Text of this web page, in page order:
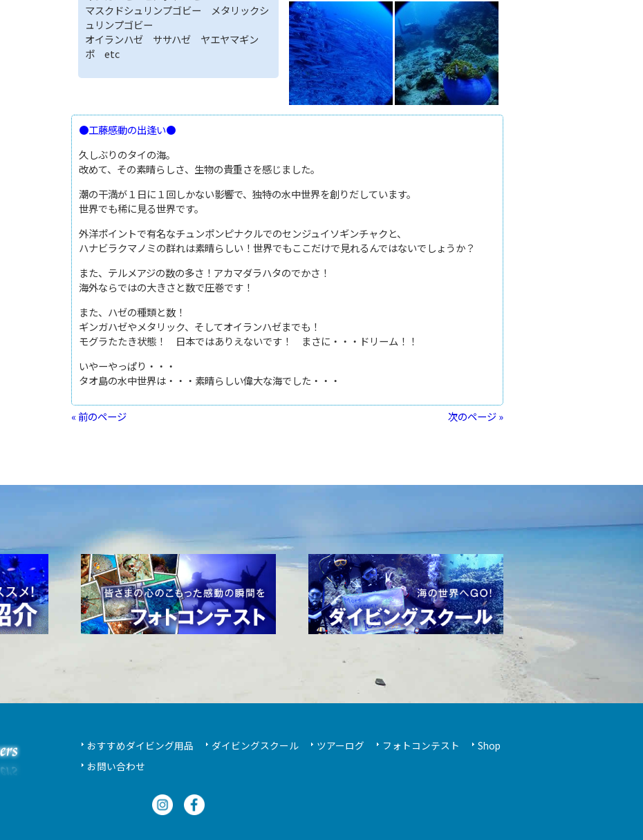
マスクドシュリンプゴビー メタリックシ
ュリンプゴビー
オイランハゼ ササハゼ ヤエヤマギン
ポ etc
●工藤感動の出逢い●
久しぶりのタイの海。
改めて、その素晴らしさ、生物の貴重さを感じました。
潮の干満が１日に１回しかない影響で、独特の水中世界を創りだしています。
世界でも稀に見る世界です。
外洋ポイントで有名なチュンポンピナクルでのセンジュイソギンチャクと、
ハナビラクマノミの群れは素晴らしい！世界でもここだけで見れるんではないでしょうか？
また、テルメアジの数の多さ！アカマダラハタのでかさ！
海外ならではの大きさと数で圧巻です！
また、ハゼの種類と数！
ギンガハゼやメタリック、そしてオイランハゼまでも！
モグラたたき状態！ 日本ではありえないです！ まさに・・・ドリーム！！
いやーやっぱり・・・
タオ島の水中世界は・・・素晴らしい偉大な海でした・・・
« 前のページ 次のページ »
おすすめダイビング用品 ダイビングスクール ツアーログ フォトコンテスト
Shop
お問い合わせ